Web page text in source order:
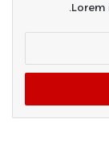
Lorem